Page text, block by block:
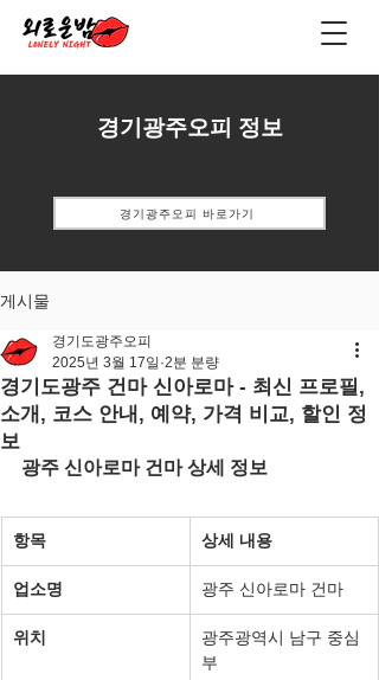
경기광주오피 정보
경기광주오피 바로가기
게시물
경기도광주 건마 신아로마 - 최신 프로필,
소개, 코스 안내, 예약, 가격 비교, 할인 정
보
경기도광주오피
2025년 3월 17일 2분 분량
광주 신아로마 건마 상세 정보
항목 상세 내용
업소명 광주 신아로마 건마
위치
광주광역시 남구 중심
부